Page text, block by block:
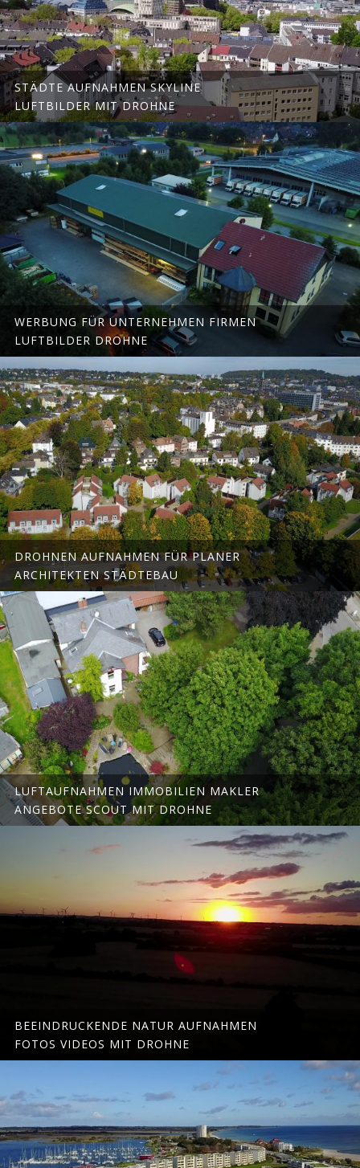
STÄDTE AUFNAHMEN SKYLINE
LUFTBILDER MIT DROHNE
WERBUNG FÜR UNTERNEHMEN FIRMEN
LUFTBILDER DROHNE
DROHNEN AUFNAHMEN FÜR PLANER
ARCHITEKTEN STÄDTEBAU
LUFTAUFNAHMEN IMMOBILIEN MAKLER
ANGEBOTE SCOUT MIT DROHNE
BEEINDRUCKENDE NATUR AUFNAHMEN
FOTOS VIDEOS MIT DROHNE